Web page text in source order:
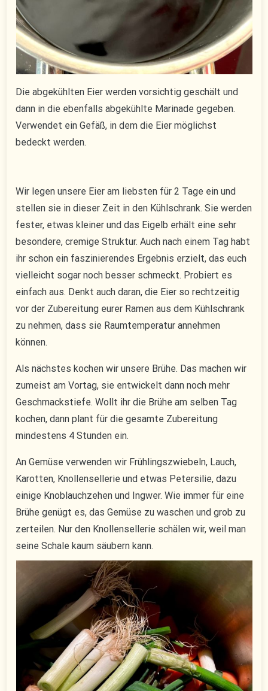
Die abgekühlten Eier werden vorsichtig geschält und
dann in die ebenfalls abgekühlte Marinade gegeben.
Verwendet ein Gefäß, in dem die Eier möglichst
bedeckt werden.
Wir legen unsere Eier am liebsten für 2 Tage ein und
stellen sie in dieser Zeit in den Kühlschrank. Sie werden
fester, etwas kleiner und das Eigelb erhält eine sehr
besondere, cremige Struktur. Auch nach einem Tag habt
ihr schon ein faszinierendes Ergebnis erzielt, das euch
vielleicht sogar noch besser schmeckt. Probiert es
einfach aus. Denkt auch daran, die Eier so rechtzeitig
vor der Zubereitung eurer Ramen aus dem Kühlschrank
zu nehmen, dass sie Raumtemperatur annehmen
können.
Als nächstes kochen wir unsere Brühe. Das machen wir
zumeist am Vortag, sie entwickelt dann noch mehr
Geschmackstiefe. Wollt ihr die Brühe am selben Tag
kochen, dann plant für die gesamte Zubereitung
mindestens 4 Stunden ein.
An Gemüse verwenden wir Frühlingszwiebeln, Lauch,
Karotten, Knollensellerie und etwas Petersilie, dazu
einige Knoblauchzehen und Ingwer. Wie immer für eine
Brühe genügt es, das Gemüse zu waschen und grob zu
zerteilen. Nur den Knollensellerie schälen wir, weil man
seine Schale kaum säubern kann.